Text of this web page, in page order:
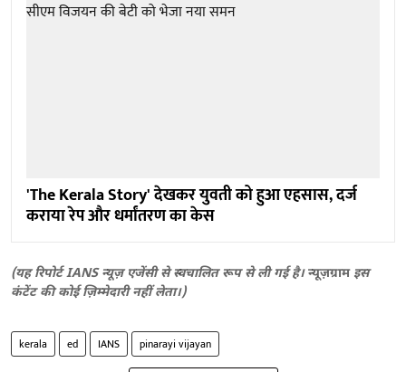
'The Kerala Story' देखकर युवती को हुआ एहसास, दर्ज
कराया रेप और धर्मांतरण का केस
(यह रिपोर्ट IANS न्यूज़ एजेंसी से स्वचालित रूप से ली गई है।न्यूज़ग्राम इस
कंटेंट की कोई ज़िम्मेदारी नहीं लेता।)
kerala ed IANS pinarayi vijayan